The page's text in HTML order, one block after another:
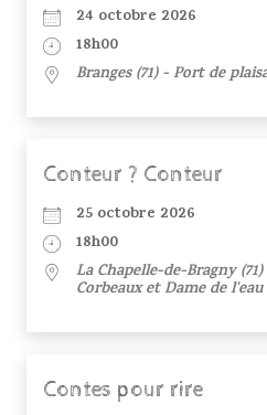
24 octobre 2026
18h00
Branges (71) - Port de
Conteur ? Conteur
25 octobre 2026
18h00
La Chapelle-de-Bragny
Corbeaux et Dame de l'eau
Contes pour rire